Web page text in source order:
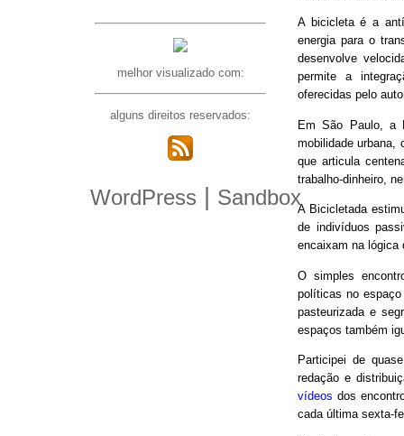
A bicicleta é a
energia para o
desenvolve
permite a
oferecidas pelo
Em São Paulo, a
mobilidade urbana,
que articula
trabalho-dinheiro,
A Bicicletada
de indivíduos
encaixam na lógica
O simples
políticas no
pasteurizada e
espaços também
Participei de
redação e
vídeos dos
cada última sexta-
melhor visualizado com:
alguns direitos reservados:
WordPress Sandbox